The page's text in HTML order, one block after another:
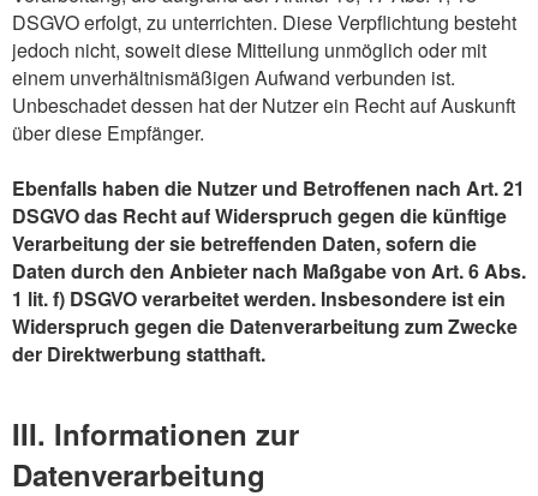
DSGVO erfolgt, zu unterrichten. Diese Verpflichtung besteht
jedoch nicht, soweit diese Mitteilung unmöglich oder mit
einem unverhältnismäßigen Aufwand verbunden ist.
Unbeschadet dessen hat der Nutzer ein Recht auf Auskunft
über diese Empfänger.
Ebenfalls haben die Nutzer und Betroffenen nach Art. 21
DSGVO das Recht auf Widerspruch gegen die künftige
Verarbeitung der sie betreffenden Daten, sofern die
Daten durch den Anbieter nach Maßgabe von Art. 6 Abs.
1 lit. f) DSGVO verarbeitet werden. Insbesondere ist ein
Widerspruch gegen die Datenverarbeitung zum Zwecke
der Direktwerbung statthaft.
III. Informationen zur
Datenverarbeitung